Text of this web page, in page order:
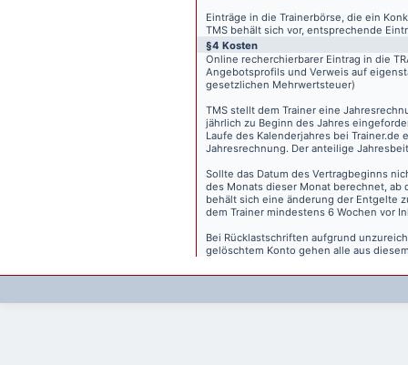
Einträge in die Trainerbörse, die ein
TMS behält sich vor, entsprechende
§4 Kosten
Online recherchierbarer Eintrag in die
Angebotsprofils und Verweis auf
gesetzlichen Mehrwertsteuer)
TMS stellt dem Trainer eine
jährlich zu Beginn des Jahres
Laufe des Kalenderjahres bei
Jahresrechnung. Der anteilige
Sollte das Datum des Vertragbeginns
des Monats dieser Monat berechnet, ab
behält sich eine änderung der Entgelte
dem Trainer mindestens 6 Wochen vor
Bei Rücklastschriften aufgrund
gelöschtem Konto gehen alle aus